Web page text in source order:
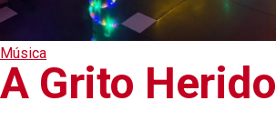
Música
A Grito Herido